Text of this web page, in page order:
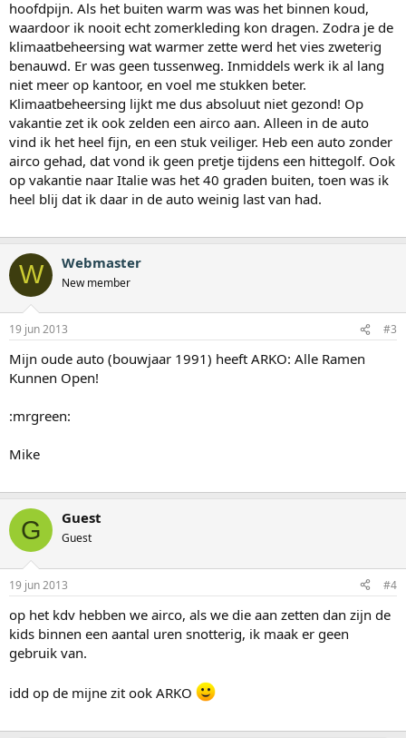
hoofdpijn. Als het buiten warm was was het binnen koud,
waardoor ik nooit echt zomerkleding kon dragen. Zodra je de
klimaatbeheersing wat warmer zette werd het vies zweterig
benauwd. Er was geen tussenweg. Inmiddels werk ik al lang
niet meer op kantoor, en voel me stukken beter.
Klimaatbeheersing lijkt me dus absoluut niet gezond! Op
vakantie zet ik ook zelden een airco aan. Alleen in de auto
vind ik het heel fijn, en een stuk veiliger. Heb een auto zonder
airco gehad, dat vond ik geen pretje tijdens een hittegolf. Ook
op vakantie naar Italie was het 40 graden buiten, toen was ik
heel blij dat ik daar in de auto weinig last van had.
W Webmaster
New member
19 jun 2013 #3
Mijn oude auto (bouwjaar 1991) heeft ARKO: Alle Ramen
Kunnen Open!
:mrgreen:
Mike
G Guest
Guest
19 jun 2013 #4
op het kdv hebben we airco, als we die aan zetten dan zijn de
kids binnen een aantal uren snotterig, ik maak er geen
gebruik van.
idd op de mijne zit ook ARKO